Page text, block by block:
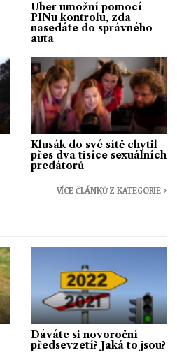
Uber umožní pomocí
PINu kontrolu, zda
nasedáte do správného
auta
Klusák do své sítě chytil
přes dva tisíce sexuálních
predátorů
VÍCE ČLÁNKŮ Z KATEGORIE ›
Dáváte si novoroční
předsevzetí? Jaká to jsou?